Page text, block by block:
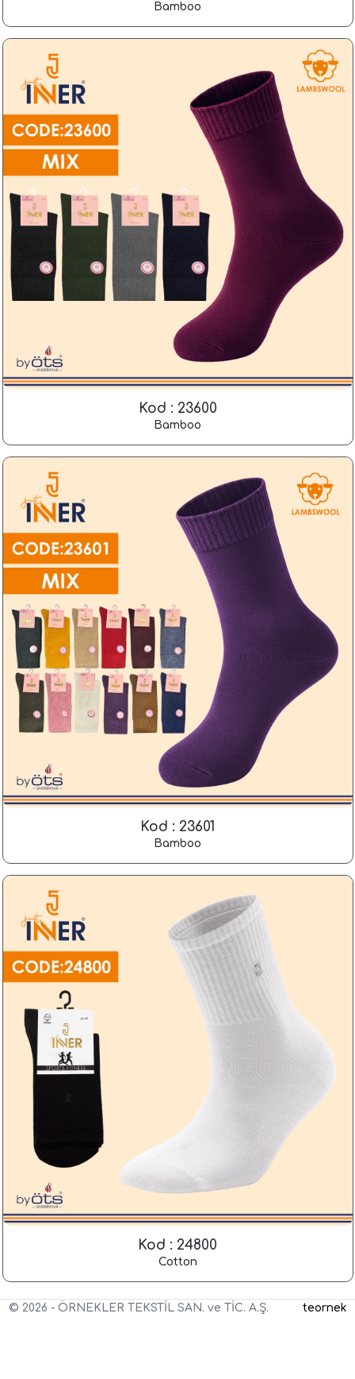
Bamboo
Kod : 23600
Bamboo
Kod : 23601
Bamboo
Kod : 24800
Cotton
© 2026 - ÖRNEKLER TEKSTİL SAN. ve TİC. A.Ş. teornek